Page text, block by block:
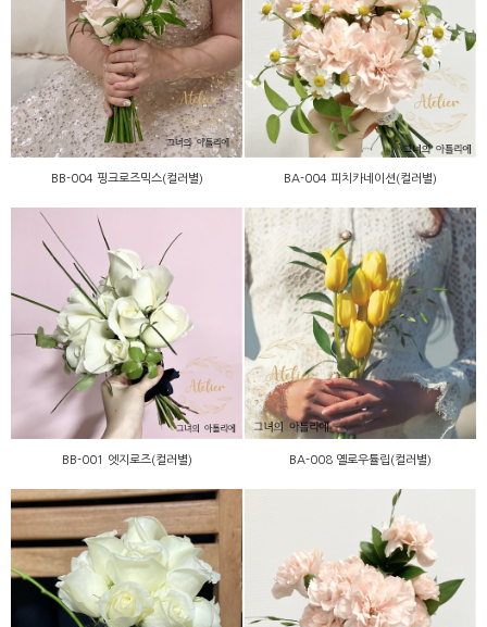
BB-004 핑크로즈믹스(컬러
별)
BB-004 핑크로즈믹스(컬러별)
BA-004 피치카네이션(컬러
별)
BA-004 피치카네이션(컬러별)
BB-001 엣지로즈(컬러별)
BB-001 엣지로즈(컬러별)
BA-008 옐로우튤립(컬러
별)
BA-008 옐로우튤립(컬러별)
BA-001 화이트로즈(컬러
별)
BA-002 피치카네이션(컬러
별)